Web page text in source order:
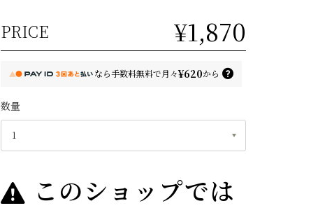
PRICE ¥1,870
なら手数料無料で月々¥620から
数量
このショップでは